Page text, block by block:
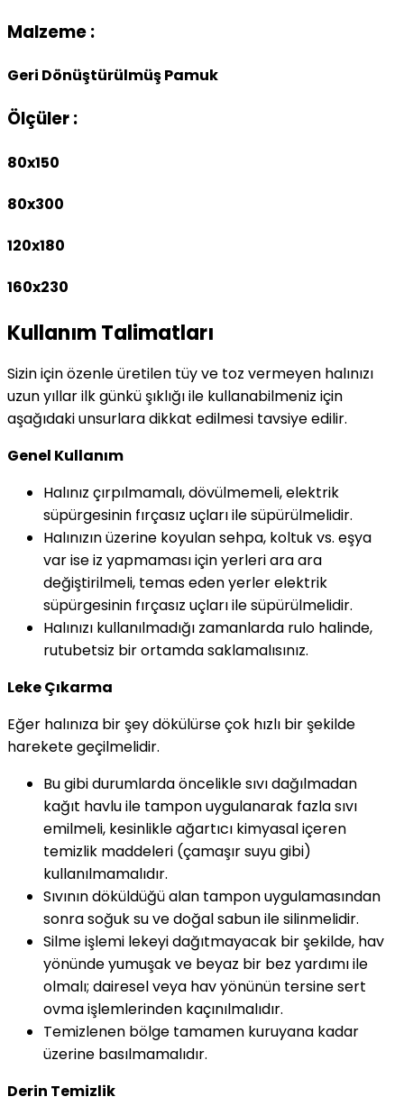
Malzeme :
Geri Dönüştürülmüş Pamuk
Ölçüler :
80x150
80x300
120x180
160x230
Kullanım Talimatları
Sizin için özenle üretilen tüy ve toz vermeyen halınızı
uzun yıllar ilk günkü şıklığı ile kullanabilmeniz için
aşağıdaki unsurlara dikkat edilmesi tavsiye edilir.
Genel Kullanım
Halınız çırpılmamalı, dövülmemeli, elektrik
süpürgesinin fırçasız uçları ile süpürülmelidir.
Halınızın üzerine koyulan sehpa, koltuk vs. eşya
var ise iz yapmaması için yerleri ara ara
değiştirilmeli, temas eden yerler elektrik
süpürgesinin fırçasız uçları ile süpürülmelidir.
Halınızı kullanılmadığı zamanlarda rulo halinde,
rutubetsiz bir ortamda saklamalısınız.
Leke Çıkarma
Eğer halınıza bir şey dökülürse çok hızlı bir şekilde
harekete geçilmelidir.
Bu gibi durumlarda öncelikle sıvı dağılmadan
kağıt havlu ile tampon uygulanarak fazla sıvı
emilmeli, kesinlikle ağartıcı kimyasal içeren
temizlik maddeleri (çamaşır suyu gibi)
kullanılmamalıdır.
Sıvının döküldüğü alan tampon uygulamasından
sonra soğuk su ve doğal sabun ile silinmelidir.
Silme işlemi lekeyi dağıtmayacak bir şekilde, hav
yönünde yumuşak ve beyaz bir bez yardımı ile
olmalı; dairesel veya hav yönünün tersine sert
ovma işlemlerinden kaçınılmalıdır.
Temizlenen bölge tamamen kuruyana kadar
üzerine basılmamalıdır.
Derin Temizlik